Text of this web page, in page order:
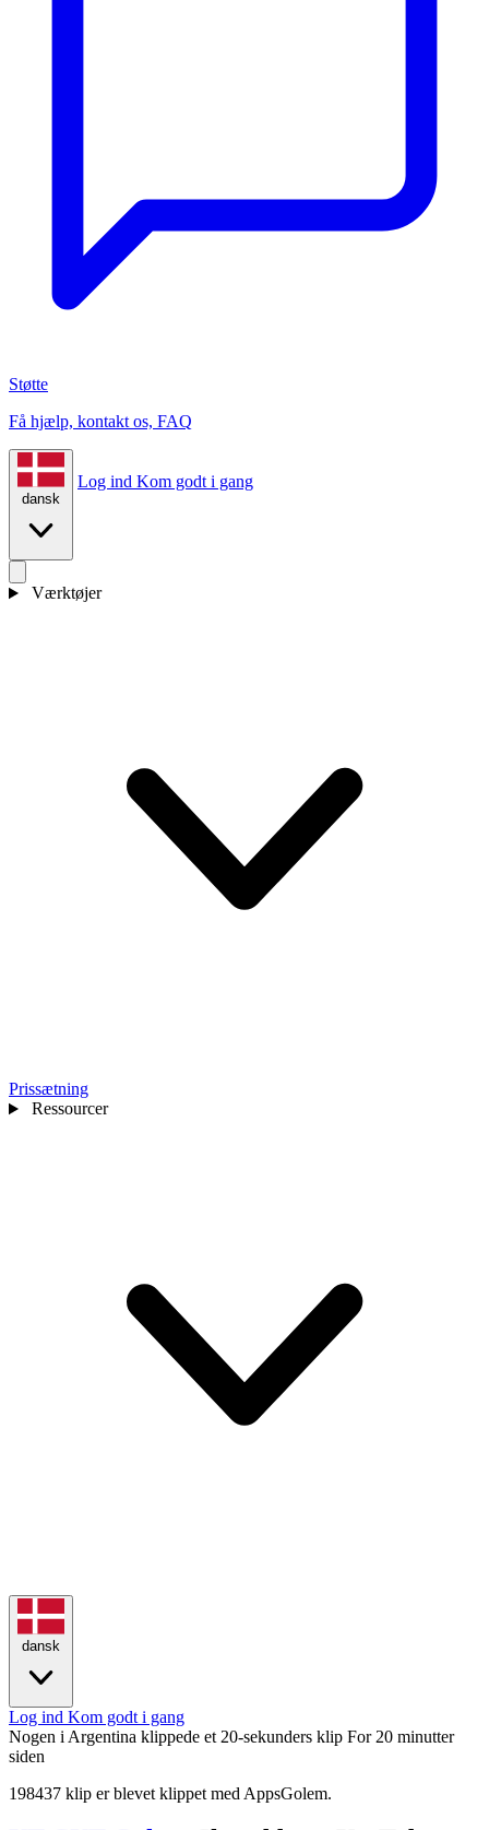
Støtte
Få hjælp, kontakt os, FAQ
dansk
Log ind Kom godt i gang
Værktøjer
Prissætning
Ressourcer
dansk
Log ind Kom godt i gang
Nogen i Argentina klippede et 20-sekunders klip For 20 minutter
siden
198437 klip er blevet klippet med AppsGolem.